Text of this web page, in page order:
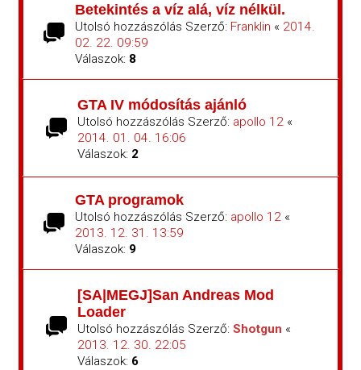
Betekintés a víz alá, víz nélkül.
Utolsó hozzászólás Szerző: Franklin « 2014.
02. 22. 09:59
Válaszok: 8
GTA IV módosítás ajánló
Utolsó hozzászólás Szerző: apollo 12«
2014. 01. 04. 16:06
Válaszok: 2
GTA programok
Utolsó hozzászólás Szerző: apollo 12«
2013. 12. 31. 13:59
Válaszok: 9
[SA|MEGJ]San Andreas Mod
Loader
Utolsó hozzászólás Szerző: Shotgun «
2013. 12. 30. 22:05
Válaszok: 6